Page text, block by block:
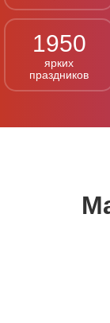
1950
ярких
праздников